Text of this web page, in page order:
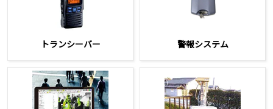
トランシーバー 警報システム